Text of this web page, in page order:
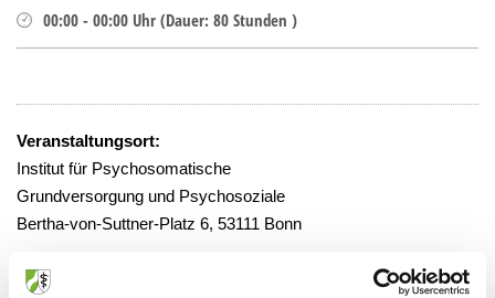
00:00 - 00:00 Uhr (Dauer: 80 Stunden )
Veranstaltungsort:
Institut für Psychosomatische
Grundversorgung und Psychosoziale
Bertha-von-Suttner-Platz 6, 53111 Bonn